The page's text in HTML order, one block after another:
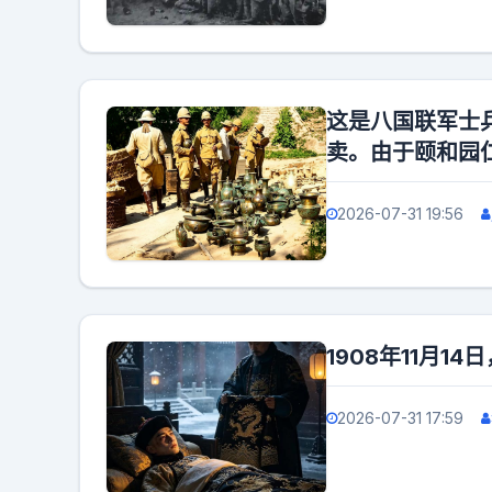
这是八国联军士
卖。由于颐和园
2026-07-31 19:56
1908年11月14
2026-07-31 17:59